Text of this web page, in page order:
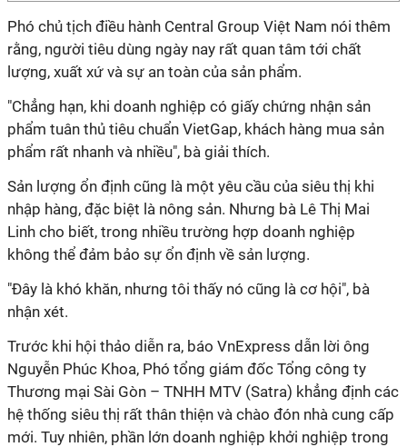
Phó chủ tịch điều hành Central Group Việt Nam nói thêm
rằng, người tiêu dùng ngày nay rất quan tâm tới chất
lượng, xuất xứ và sự an toàn của sản phẩm.
"Chẳng hạn, khi doanh nghiệp có giấy chứng nhận sản
phẩm tuân thủ tiêu chuẩn VietGap, khách hàng mua sản
phẩm rất nhanh và nhiều", bà giải thích.
Sản lượng ổn định cũng là một yêu cầu của siêu thị khi
nhập hàng, đặc biệt là nông sản. Nhưng bà Lê Thị Mai
Linh cho biết, trong nhiều trường hợp doanh nghiệp
không thể đảm bảo sự ổn định về sản lượng.
"Đây là khó khăn, nhưng tôi thấy nó cũng là cơ hội", bà
nhận xét.
Trước khi hội thảo diễn ra, báo VnExpress dẫn lời ông
Nguyễn Phúc Khoa, Phó tổng giám đốc Tổng công ty
Thương mại Sài Gòn – TNHH MTV (Satra) khẳng định các
hệ thống siêu thị rất thân thiện và chào đón nhà cung cấp
mới. Tuy nhiên, phần lớn doanh nghiệp khởi nghiệp trong